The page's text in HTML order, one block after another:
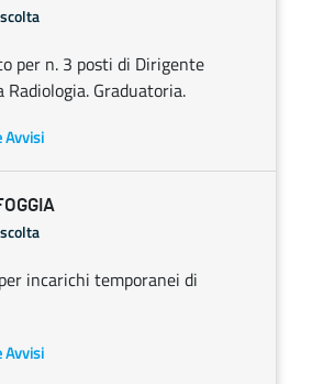
per n. 3 posti di Dirigente
Radiologia. Graduatoria.
Avvisi
incarichi temporanei di
Avvisi